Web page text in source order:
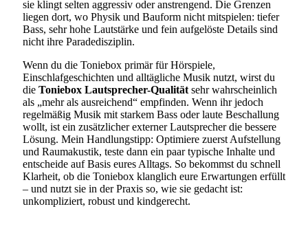
sie klingt selten aggressiv oder anstrengend. Die Grenzen
liegen dort, wo Physik und Bauform nicht mitspielen: tiefer
Bass, sehr hohe Lautstärke und fein aufgelöste Details sind
nicht ihre Paradedisziplin.
Wenn du die Toniebox primär für Hörspiele,
Einschlafgeschichten und alltägliche Musik nutzt, wirst du
die Toniebox Lautsprecher-Qualitätsehr wahrscheinlich
als „mehr als ausreichend“ empfinden. Wenn ihr jedoch
regelmäßig Musik mit starkem Bass oder laute Beschallung
wollt, ist ein zusätzlicher externer Lautsprecher die bessere
Lösung. Mein Handlungstipp: Optimiere zuerst Aufstellung
und Raumakustik, teste dann ein paar typische Inhalte und
entscheide auf Basis eures Alltags. So bekommst du schnell
Klarheit, ob die Toniebox klanglich eure Erwartungen erfüllt
– und nutzt sie in der Praxis so, wie sie gedacht ist:
unkompliziert, robust und kindgerecht.